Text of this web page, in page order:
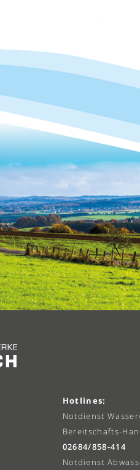
Hotlines:
Notdienst
Bereitschafts-
02684/858-414
Notdienst